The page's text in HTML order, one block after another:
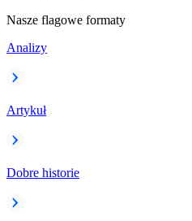
Nasze flagowe formaty
Analizy
Artykuł
Dobre historie